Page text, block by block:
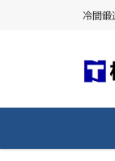
冷間